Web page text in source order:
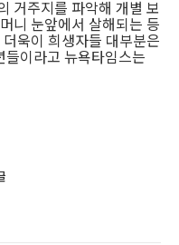
거주지를 파악해 개별 보
니 눈앞에서 살해되는 등
욱이 희생자들 대부분은
이라고 뉴욕타임스는